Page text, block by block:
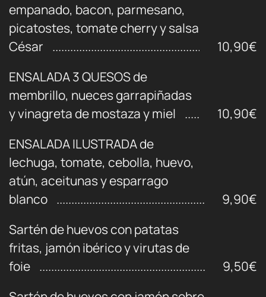
empanado, bacon, parmesano,
picatostes, tomate cherry y salsa
César
10,90€
ENSALADA 3 QUESOS de
membrillo, nueces garrapiñadas
y vinagreta de mostaza y miel
10,90€
ENSALADA ILUSTRADA de
lechuga, tomate, cebolla, huevo,
atún, aceitunas y esparrago
blanco
9,90€
Sartén de huevos con patatas
fritas, jamón ibérico y virutas de
foie
9,50€